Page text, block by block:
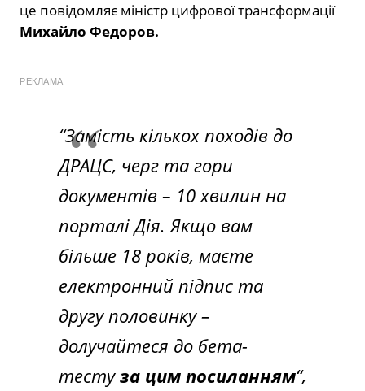
це повідомляє міністр цифрової трансформації
Михайло Федоров.
РЕКЛАМА
“Замість кількох походів до
ДРАЦС, черг та гори
документів – 10 хвилин на
порталі Дія. Якщо вам
більше 18 років, маєте
електронний підпис та
другу половинку –
долучайтеся до бета-
тестуза цим посиланням“,